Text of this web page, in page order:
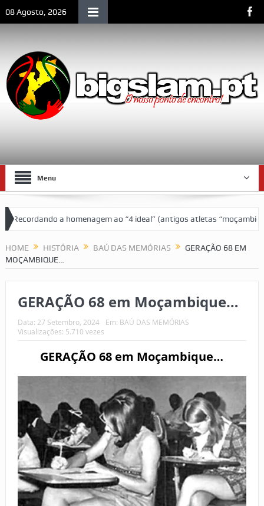
08 Agosto, 2026
Menu
a homenagem ao “4 ideal” (antigos atletas “moçambicanos”
HOME HISTÓRIA BAÚ DAS MEMÓRIAS
GERAÇÃO 68 EM
MOÇAMBIQUE…
GERAÇÃO 68 em Moçambique…
Data: 27 Setembro, 2024 Em: BAÚ DAS MEMÓRIAS
Visualizações: 5.710 vezes
GERAÇÃO 68 em Moçambique…